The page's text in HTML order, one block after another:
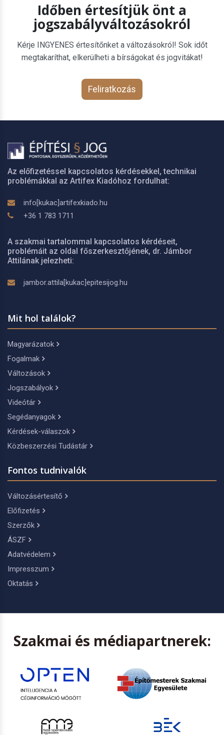
Időben értesítjük önt a
jogszabályváltozásokról
Kérje INGYENES értesítőnket a változásokról! Sok időt
megtakaríthat, elkerülheti a bírságokat és jogvitákat!
Feliratkozás
Az előfizetéssel kapcsolatos kérdésekkel, technikai
problémákkal az Artifex Kiadóhoz fordulhat:
info[kukac]artifexkiado.hu
+36 1 783 1711
A szakmai tartalommal kapcsolatos kérdéseit,
problémáit az oldal főszerkesztőjének, dr. Jámbor
Attilának jelezheti:
jambor.attila[kukac]epitesijog.hu
Mit hol találok?
Magyarázatok
Fogalmak
Változások
Jogszabályok
Videótár
Segédanyagok
Kérdések-válaszok
Közbeszerzési Tudástár
Fontos tudnivalók
Változásértesítő
Előfizetés
Szerzők
ÁSZF
Adatvédelem
Impresszum
Oktatás
Szakmai és médiapartnerek: